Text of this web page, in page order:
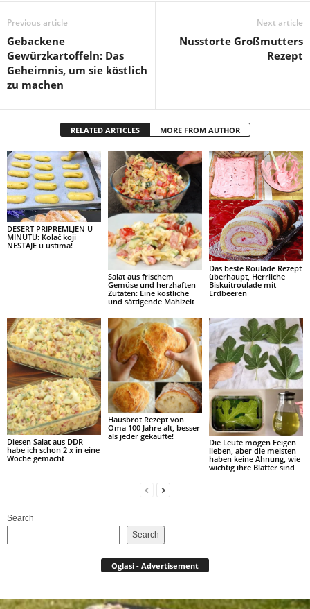
Previous article
Gebackene
Gewürzkartoffeln: Das
Geheimnis, um sie köstlich
zu machen
Next article
Nusstorte Großmutters
Rezept
RELATED ARTICLES MORE FROM AUTHOR
DESERT PRIPREMLJEN U
MINUTU: Kolač koji
NESTAJE u ustima!
Salat aus frischem
Gemüse und herzhaften
Zutaten: Eine köstliche
und sättigende Mahlzeit
Das beste Roulade Rezept
überhaupt, Herrliche
Biskuitroulade mit
Erdbeeren
Diesen Salat aus DDR
habe ich schon 2 x in eine
Woche gemacht
Hausbrot Rezept von
Oma 100 Jahre alt, besser
als jeder gekaufte!
Die Leute mögen Feigen
lieben, aber die meisten
haben keine Ahnung, wie
wichtig ihre Blätter sind
Search
Search
Oglasi - Advertisement